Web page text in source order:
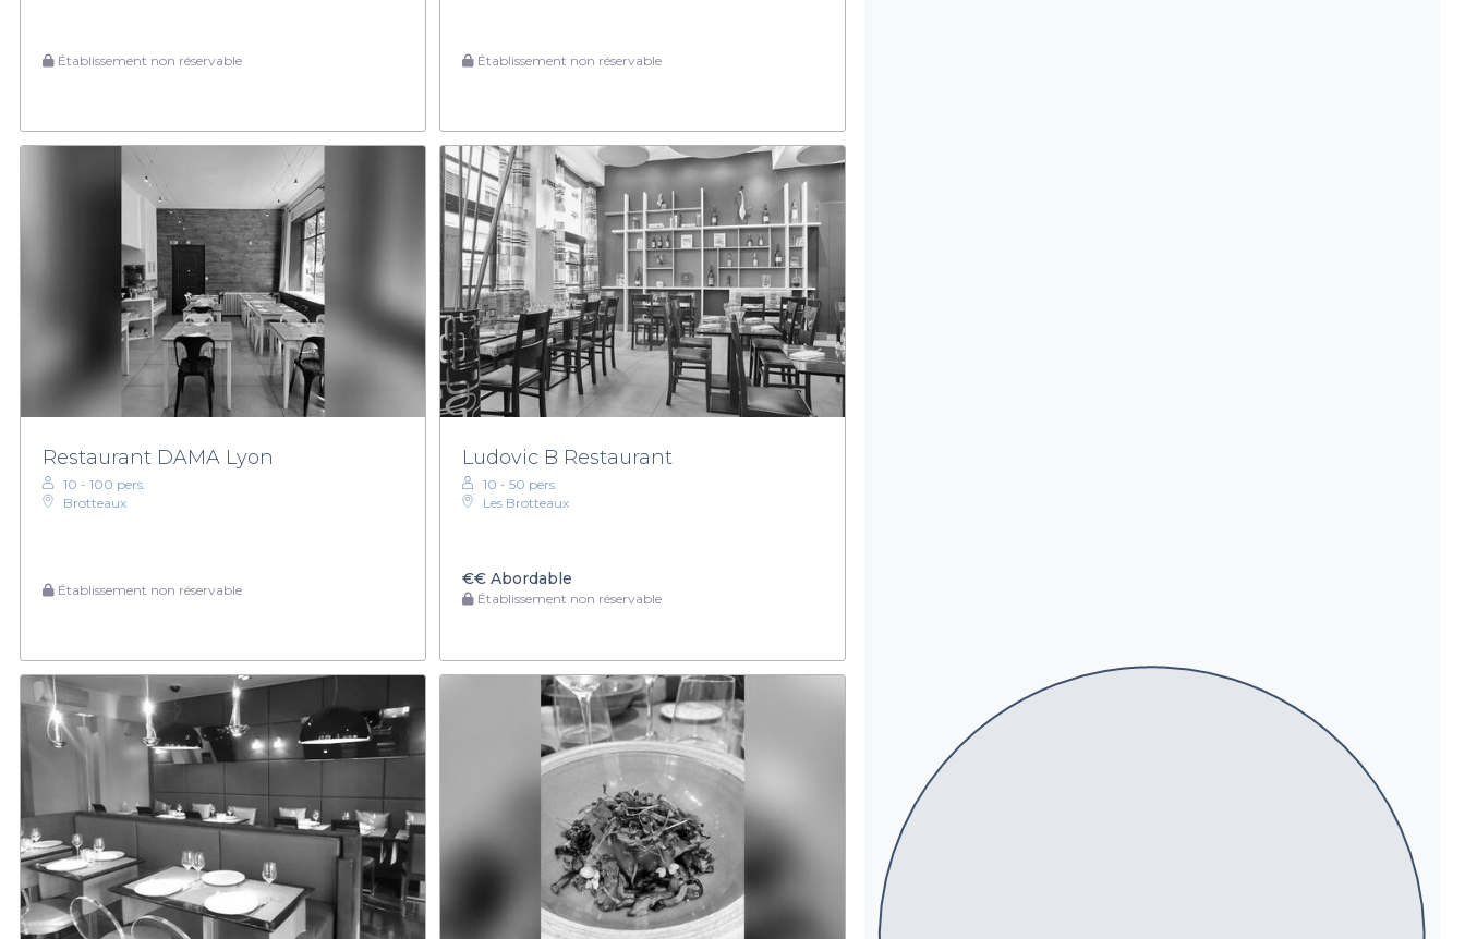
Établissement non réservable Établissement non réservable
Restaurant DAMA Lyon
10 - 100 pers.
Brotteaux
Établissement non réservable
Ludovic B Restaurant
10 - 50 pers.
Les Brotteaux
€€Abordable
Établissement non réservable